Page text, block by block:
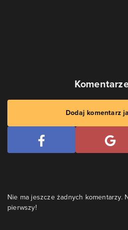
Dodaj komentarz
Nie ma jeszcze żadnych komentarzy.
pierwszy!